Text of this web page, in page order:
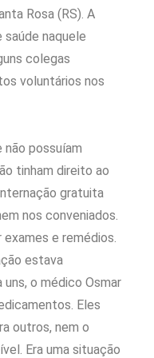
Rosa (RS). A
naquele
colegas
voluntários nos
possuíam
tinham direito ao
gratuita
nos conveniados.
e remédios.
estava
o médico Osmar
Eles
outros, nem o
Era uma situação